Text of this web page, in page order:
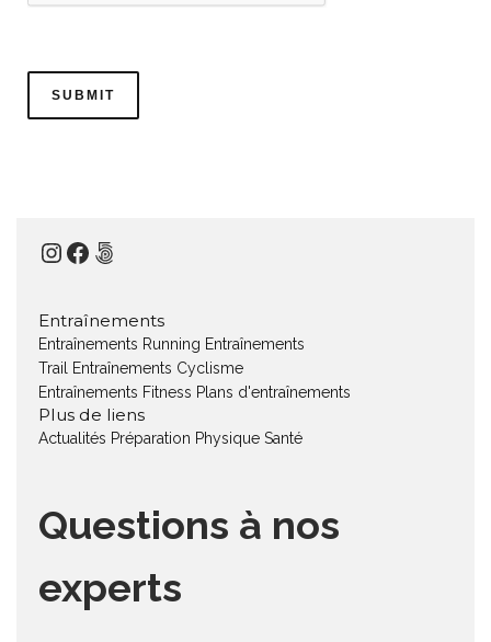
Instagram
Facebook
500px
Entraînements
Entraînements Running Entraînements
Trail
Entraînements Cyclisme
Entraînements Fitness Plans d'entraînements
Plus de liens
Actualités Préparation Physique Santé
Questions à nos
experts